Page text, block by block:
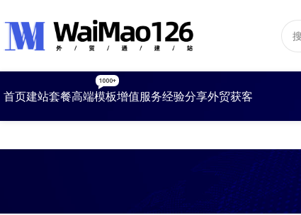
首页建站套餐高端模板
1000+
增值服务经验分享外贸获客